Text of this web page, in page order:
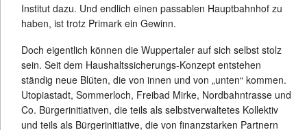
Institut dazu. Und endlich einen passablen Hauptbahnhof zu
haben, ist trotz Primark ein Gewinn.
Doch eigentlich können die Wuppertaler auf sich selbst stolz
sein. Seit dem Haushaltssicherungs-Konzept entstehen
ständig neue Blüten, die von innen und von „unten“ kommen.
Utopiastadt, Sommerloch, Freibad Mirke, Nordbahntrasse und
Co. Bürgerinitiativen, die teils als selbstverwaltetes Kollektiv
und teils als Bürgerinitiative, die von finanzstarken Partnern